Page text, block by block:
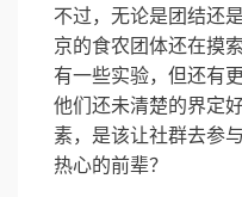
不过，无论是团结还
京的食农团体还在摸
有一些实验，但还有
他们还未清楚的界定
素，是该让社群去参
热心的前辈？